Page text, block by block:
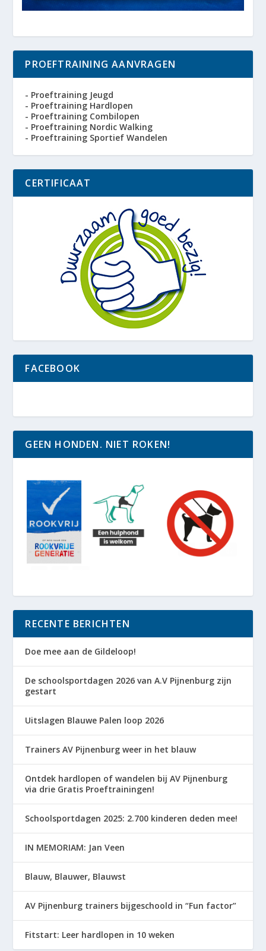
PROEFTRAINING AANVRAGEN
- Proeftraining Jeugd
- Proeftraining Hardlopen
- Proeftraining Combilopen
- Proeftraining Nordic Walking
- Proeftraining Sportief Wandelen
CERTIFICAAT
FACEBOOK
GEEN HONDEN. NIET ROKEN!
RECENTE BERICHTEN
Doe mee aan de Gildeloop!
De schoolsportdagen 2026 van A.V Pijnenburg zijn
gestart
Uitslagen Blauwe Palen loop 2026
Trainers AV Pijnenburg weer in het blauw
Ontdek hardlopen of wandelen bij AV Pijnenburg
via drie Gratis Proeftrainingen!
Schoolsportdagen 2025: 2.700 kinderen deden mee!
IN MEMORIAM: Jan Veen
Blauw, Blauwer, Blauwst
AV Pijnenburg trainers bijgeschoold in “Fun factor”
Fitstart: Leer hardlopen in 10 weken